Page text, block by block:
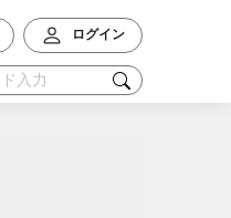
ログイン